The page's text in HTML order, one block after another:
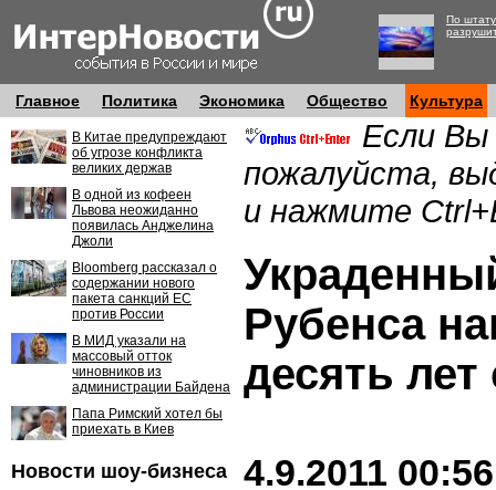
По
Главное Политика Экономика Общество Культура
В Китае предупреждают
об угрозе конфликта
великих держав
В одной из кофеен
Львова неожиданно
появилась Анджелина
Джоли
Bloomberg рассказал о
содержании нового
пакета санкций ЕС
против России
В МИД указали на
массовый отток
чиновников из
администрации Байдена
Папа Римский хотел бы
приехать в Киев
Новости шоу-бизнеса
Если Вы
пожалуйста,
и нажмите
Рубенса
десять лет
4.9.2011 00:56